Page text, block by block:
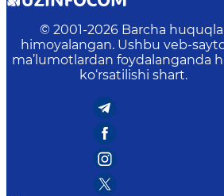
© 2001-2026 Barcha
himoyalangan. Ushbu veb-
ma’lumotlardan foydalanganda
ko‘rsatilishi shart.